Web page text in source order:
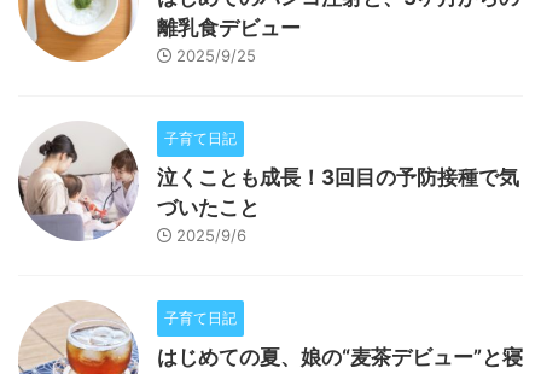
離乳食デビュー
2025/9/25
子育て日記
泣くことも成長！3回目の予防接種で気
づいたこと
2025/9/6
子育て日記
はじめての夏、娘の“麦茶デビュー”と寝